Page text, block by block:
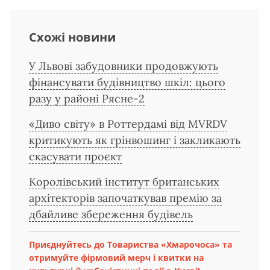
Схожі новини
У Львові забудовники продовжують
фінансувати будівництво шкіл: цього
разу у районі Рясне-2
«Диво світу» в Роттердамі від MVRDV
критикують як грінвошинг і закликають
скасувати проєкт
Королівський інститут британських
архітекторів започаткував премію за
дбайливе збереження будівель
Приєднуйтесь до Товариства «Хмарочоса» та
отримуйте фірмовий мерч і квитки на